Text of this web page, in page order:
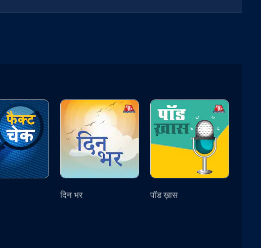
दिन भर पॉड ख़ास